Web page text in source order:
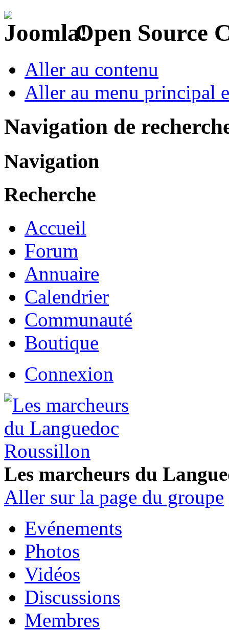
Open Source
Aller au contenu
Aller au menu principal
Navigation de
Navigation
Recherche
Accueil
Forum
Annuaire
Calendrier
Communauté
Boutique
Connexion
Les marcheurs du
Aller sur la page du groupe
Evénements
Photos
Vidéos
Discussions
Membres